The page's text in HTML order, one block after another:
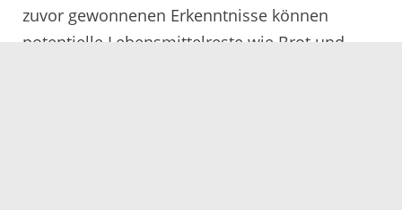
zuvor gewonnenen Erkenntnisse können
potentielle Lebensmittelreste wie Brot und